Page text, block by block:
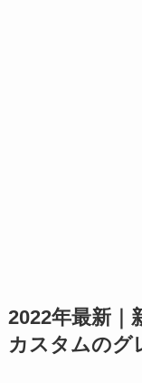
2022年最新｜
カスタムのグ